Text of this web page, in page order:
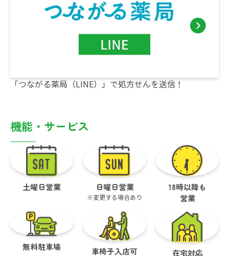
「つながる薬局（LINE）」で処方せんを送信！
機能・サービス
土曜日営業 日曜日営業
※変更する場合あり
18時以降も
営業
無料駐車場 車椅子入店可 在宅対応